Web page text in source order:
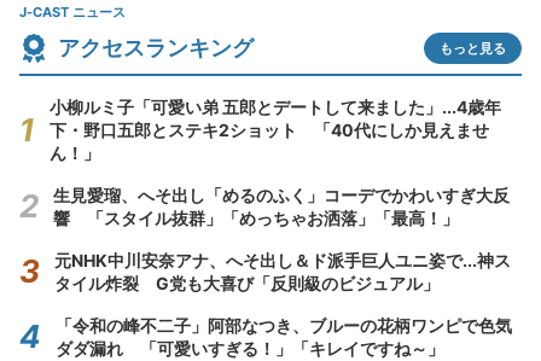
J-CAST ニュース
アクセスランキング もっと見る
小柳ルミ子「可愛い弟 五郎とデートして来ました」...4歳年
下・野口五郎とステキ2ショット 「40代にしか見えませ
ん！」
生見愛瑠、へそ出し「めるのふく」コーデでかわいすぎ大反
響 「スタイル抜群」「めっちゃお洒落」「最高！」
元NHK中川安奈アナ、へそ出し＆ド派手巨人ユニ姿で...神ス
タイル炸裂 G党も大喜び「反則級のビジュアル」
「令和の峰不二子」阿部なつき、ブルーの花柄ワンピで色気
ダダ漏れ 「可愛いすぎる！」「キレイですね～」